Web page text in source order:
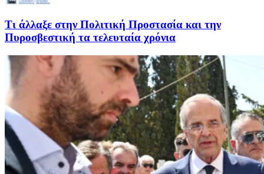
Τι άλλαξε στην Πολιτική Προστασία και την
Πυροσβεστική τα τελευταία χρόνια